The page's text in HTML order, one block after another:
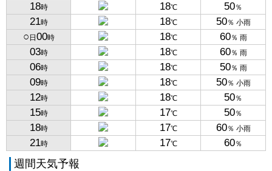
18時 18℃ 50％
21時 18℃ 50％ 小雨
○ 日 00時 18℃ 60％ 雨
03時 18℃ 60％ 雨
06時 18℃ 50％ 雨
09時 18℃ 50％ 小雨
12時 18℃ 50％
15時 17℃ 50％
18時 17℃ 60％ 小雨
21時 17℃ 60％
週間天気予報